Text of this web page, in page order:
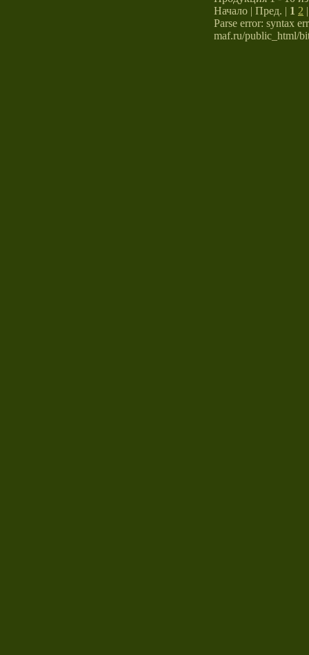
Начало | Пред. | 1 2
Parse error: syntax
maf.ru/public_html/